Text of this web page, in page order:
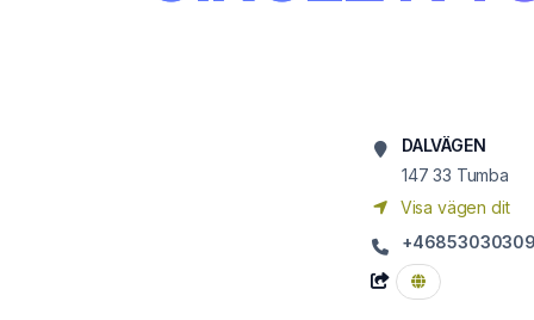
DALVÄGEN
147 33 Tumba
Visa vägen dit